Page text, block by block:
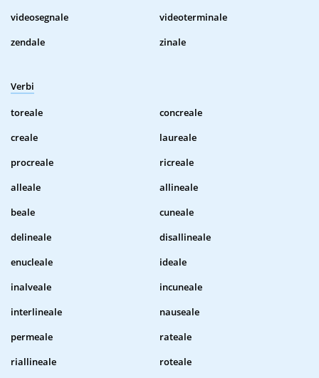
videosegnale
videoterminale
zendale
zinale
Verbi
toreale
concreale
creale
laureale
procreale
ricreale
alleale
allineale
beale
cuneale
delineale
disallineale
enucleale
ideale
inalveale
incuneale
interlineale
nauseale
permeale
rateale
riallineale
roteale